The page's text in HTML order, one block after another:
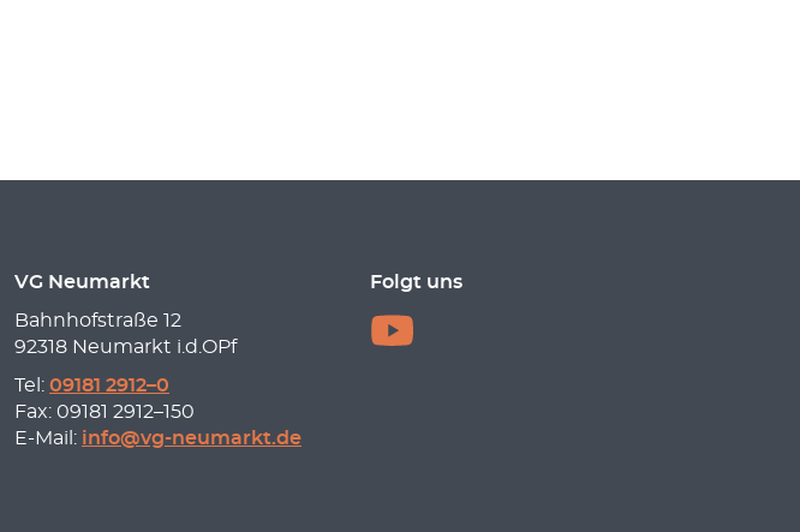
VG Neumarkt
Bahnhofstraße 12
92318 Neumarkt i.d.OPf
Tel: 09181 2912–0
Fax: 09181 2912–150
E-Mail: info@vg-neumarkt.de
Folgt uns